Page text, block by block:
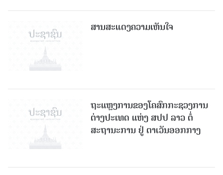
ສານສະແດງຄວາມເຫັນໃຈ
ຖະແຫຼງການຂອງໂຄສົກກະຊວງການ
ຕ່າງປະເທດ ແຫ່ງ ສປປ ລາວ ຕໍ່
ສະຖານະການ ຢູ່ ຕາເວັນອອກກາງ